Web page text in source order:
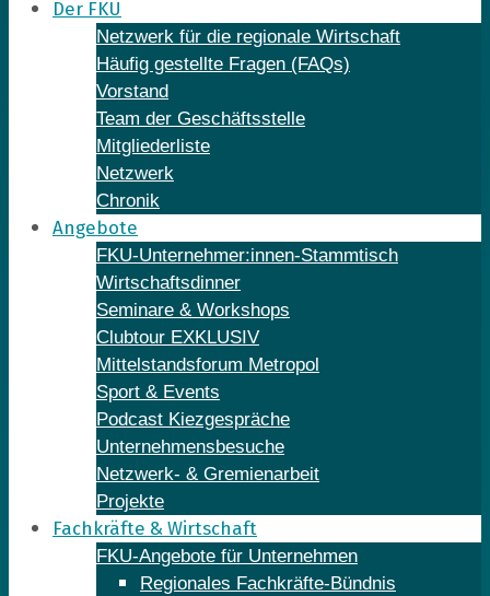
Der FKU
Netzwerk für die regionale Wirtschaft
Häufig gestellte Fragen (FAQs)
Vorstand
Team der Geschäftsstelle
Mitgliederliste
Netzwerk
Chronik
Angebote
FKU-Unternehmer:innen-Stammtisch
Wirtschaftsdinner
Seminare & Workshops
Clubtour EXKLUSIV
Mittelstandsforum Metropol
Sport & Events
Podcast Kiezgespräche
Unternehmensbesuche
Netzwerk- & Gremienarbeit
Projekte
Fachkräfte & Wirtschaft
FKU-Angebote für Unternehmen
Regionales Fachkräfte-Bündnis